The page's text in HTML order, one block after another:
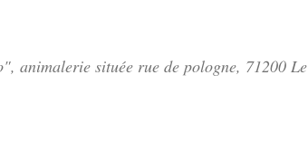
animalerie située rue de pologne, 71200 Le